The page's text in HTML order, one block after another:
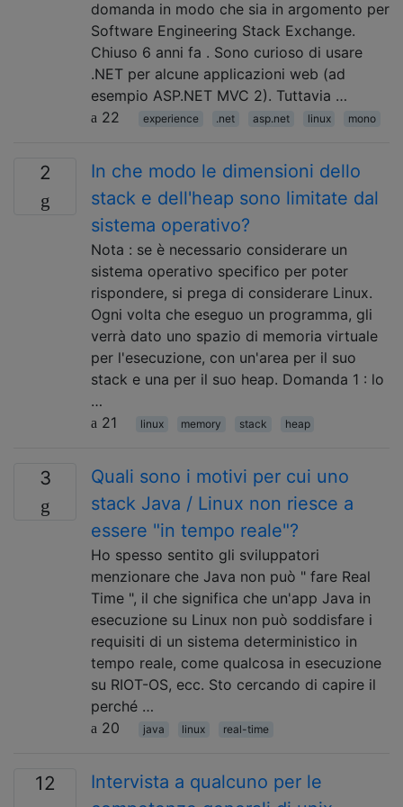
domanda in modo che sia in argomento per
Software Engineering Stack Exchange.
Chiuso 6 anni fa . Sono curioso di usare
.NET per alcune applicazioni web (ad
esempio ASP.NET MVC 2). Tuttavia …
22
experience .net asp.net linux mono
2
In che modo le dimensioni dello
stack e dell'heap sono limitate dal
sistema operativo?
Nota : se è necessario considerare un
sistema operativo specifico per poter
rispondere, si prega di considerare Linux.
Ogni volta che eseguo un programma, gli
verrà dato uno spazio di memoria virtuale
per l'esecuzione, con un'area per il suo
stack e una per il suo heap. Domanda 1 : lo
…
21
linux memory stack heap
3
Quali sono i motivi per cui uno
stack Java / Linux non riesce a
essere "in tempo reale"?
Ho spesso sentito gli sviluppatori
menzionare che Java non può " fare Real
Time ", il che significa che un'app Java in
esecuzione su Linux non può soddisfare i
requisiti di un sistema deterministico in
tempo reale, come qualcosa in esecuzione
su RIOT-OS, ecc. Sto cercando di capire il
perché …
20
java linux real-time
12
Intervista a qualcuno per le